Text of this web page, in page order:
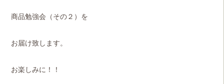
商品勉強会（その２）を
お届け致します。
お楽しみに！！